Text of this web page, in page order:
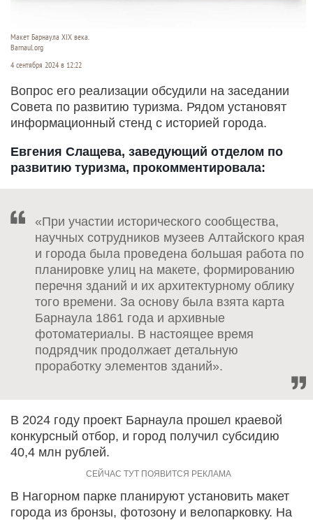
Макет Барнаула XIX века.
Barnaul.org
4 сентября 2024 в 12:22
Вопрос его реализации обсудили на заседании
Совета по развитию туризма. Рядом установят
информационный стенд с историей города.
Евгения Слащева, заведующий отделом по
развитию туризма, прокомментировала:
«При участии исторического сообщества,
научных сотрудников музеев Алтайского края
и города была проведена большая работа по
планировке улиц на макете, формированию
перечня зданий и их архитектурному облику
того времени. За основу была взята карта
Барнаула 1861 года и архивные
фотоматериалы. В настоящее время
подрядчик продолжает детальную
проработку элементов зданий».
В 2024 году проект Барнаула прошел краевой
конкурсный отбор, и город получил субсидию
40,4 млн рублей.
В Нагорном парке планируют установить макет
города из бронзы, фотозону и велопарковку. На